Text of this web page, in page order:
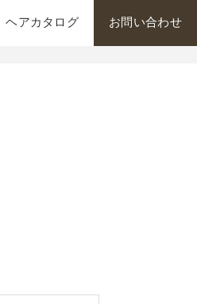
ヘアカタログ お問い合わせ